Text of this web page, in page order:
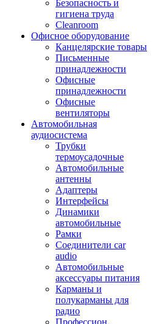
Безопасность и
гигиена труда
Cleanroom
Офисное оборудование
Канцелярские товары
Письменные
принадлежности
Офисные
принадлежности
Офисные
вентиляторы
Автомобильная
аудиосистема
Трубки
термоусадочные
Автомобильные
антенны
Адаптеры
Интерфейсы
Динамики
автомобильные
Рамки
Соединители car
audio
Автомобильные
аксессуары питания
Карманы и
полукарманы для
радио
Профессион.